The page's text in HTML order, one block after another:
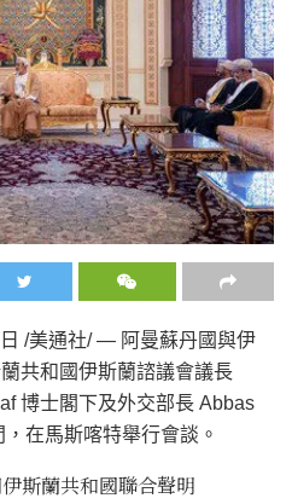
/美通社/ — 阿曼蘇丹國與伊
共和國伊斯蘭諮議會議長
博士閣下及外交部長 Abbas
在馬斯喀特舉行會談。
斯蘭共和國聯合聲明